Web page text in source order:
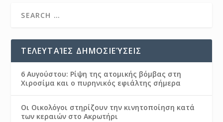
ΤΕΛΕΥΤΑΊΕΣ ΔΗΜΟΣΙΕΎΣΕΙΣ
6 Αυγούστου: Ρίψη της ατομικής βόμβας στη
Χιροσίμα και ο πυρηνικός εφιάλτης σήμερα
Οι Οικολόγοι στηρίζουν την κινητοποίηση κατά
των κεραιών στο Ακρωτήρι